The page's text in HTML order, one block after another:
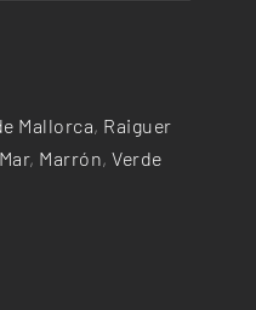
Mallorca, Raiguer
Mar, Marrón, Verde